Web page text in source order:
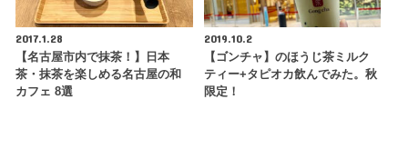
2017.1.28
【名古屋市内で抹茶！】日本
茶・抹茶を楽しめる名古屋の和
カフェ 8選
2019.10.2
【ゴンチャ】のほうじ茶ミルク
ティー+タピオカ飲んでみた。秋
限定！